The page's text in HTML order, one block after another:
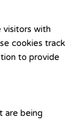
visitors with
cookies track
to provide
are being